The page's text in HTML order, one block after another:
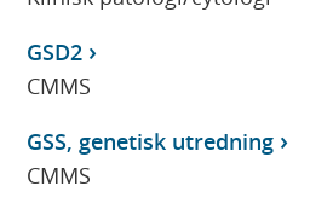
GSD2
CMMS
GSS, genetisk utredning
CMMS